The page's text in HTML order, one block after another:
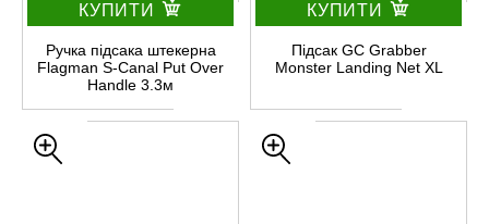
КУПИТИ
Ручка підсака штекерна
Flagman S-Canal Put Over
Handle 3.3м
КУПИТИ
Підсак GC Grabber
Monster Landing Net XL